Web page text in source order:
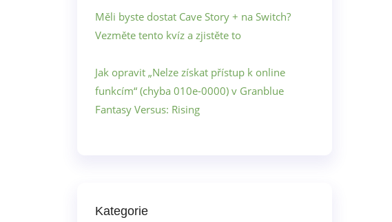
Měli byste dostat Cave Story + na Switch?
Vezměte tento kvíz a zjistěte to
Jak opravit „Nelze získat přístup k online
funkcím“ (chyba 010e-0000) v Granblue
Fantasy Versus: Rising
Kategorie